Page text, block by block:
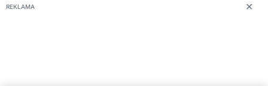
O nás
REKLAMA ✕